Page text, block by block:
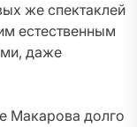
же спектаклей
естественным
даже
Макарова долго